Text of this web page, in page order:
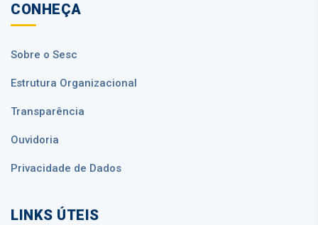
CONHEÇA
Sobre o Sesc
Estrutura Organizacional
Transparência
Ouvidoria
Privacidade de Dados
LINKS ÚTEIS